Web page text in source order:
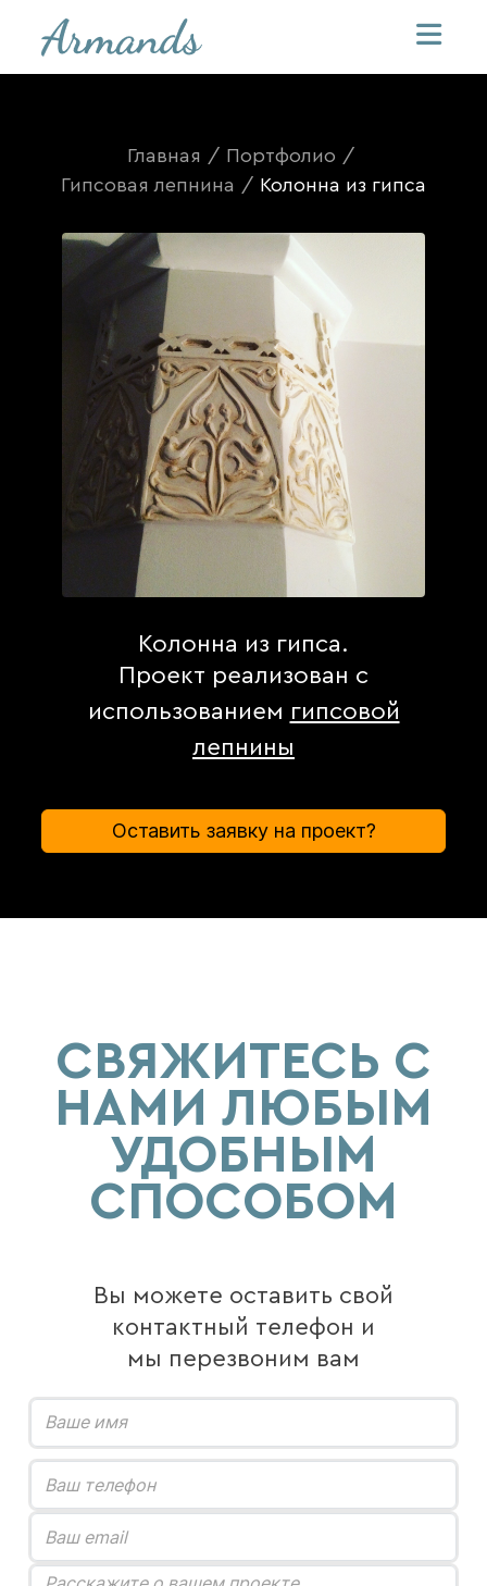
Главная / Портфолио /
Гипсовая лепнина / Колонна из гипса
Колонна из гипса.
Проект реализован с
использованием гипсовой
лепнины
Оставить заявку на проект?
СВЯЖИТЕСЬ С
НАМИ ЛЮБЫМ
УДОБНЫМ
СПОСОБОМ
Вы можете оставить свой
контактный телефон и
мы перезвоним вам